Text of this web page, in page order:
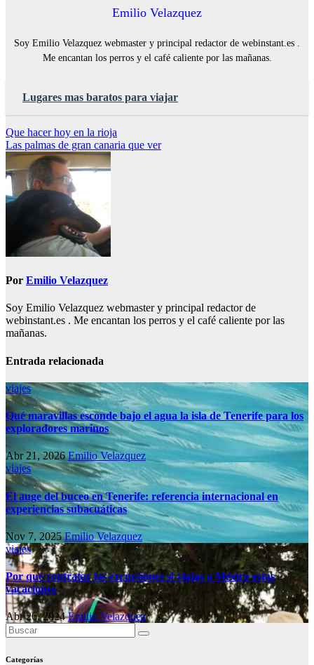
Emilio Velazquez
Soy Emilio Velazquez webmaster y principal redactor de webinstant.es .
Me encantan los perros y el café caliente por las mañanas.
Lugares mas baratos para viajar
Navegación
de
entradas
Que hacer hoy en la rioja
Las palmas de gran canaria que ver
Por Emilio Velazquez
Soy Emilio Velazquez webmaster y principal redactor de
webinstant.es . Me encantan los perros y el café caliente por las
mañanas.
Entrada relacionada
viajes
Qué maravillas esconde bajo el agua la isla de Tenerife para los
exploradores marinos
Abr 21, 2026Emilio Velazquez
viajes
El auge del buceo en Tenerife: referencia internacional en
experiencias subacuáticas
Nov 7, 2025Emilio Velazquez
viajes
Por qué contratar las excursiones si viajas a México estas
vacaciones
Abr 26, 2024Emilio Velazquez
Categorías